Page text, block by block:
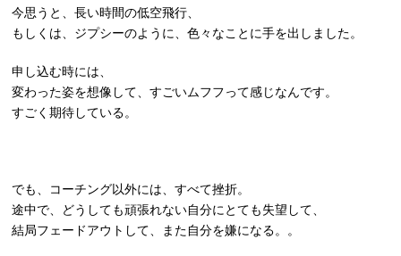
今思うと、長い時間の低空飛行、
もしくは、ジプシーのように、色々なことに手を出しました。
申し込む時には、
変わった姿を想像して、すごいムフフって感じなんです。
すごく期待している。
でも、コーチング以外には、すべて挫折。
途中で、どうしても頑張れない自分にとても失望して、
結局フェードアウトして、また自分を嫌になる。。